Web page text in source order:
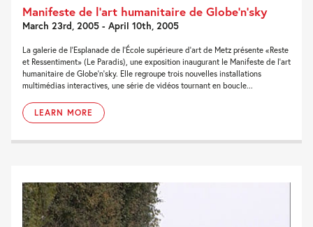
Manifeste de l’art humanitaire de Globe’n’sky
March 23rd, 2005 - April 10th, 2005
La galerie de l'Esplanade de l'École supérieure d'art de Metz présente «Reste
et Ressentiment» (Le Paradis), une exposition inaugurant le Manifeste de l'art
humanitaire de Globe'n'sky. Elle regroupe trois nouvelles installations
multimédias interactives, une série de vidéos tournant en boucle...
LEARN MORE